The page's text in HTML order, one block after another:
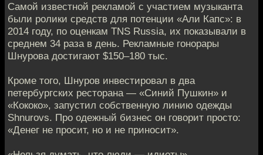
Самой известной рекламой с участием музыканта
были ролики средств для потенции «Али Капс»: в
2014 году, по оценкам TNS Russia, их показывали в
среднем 34 раза в день. Рекламные гонорары
Шнурова достигают $150–180 тыс.
Кроме того, Шнуров инвестировал в два
петербургских ресторана — «Синий Пушкин» и
«Кококо», запустил собственную линию одежды
Shnurovs. Про одежный бизнес он говорит просто:
«Денег не просит, но и не приносит».